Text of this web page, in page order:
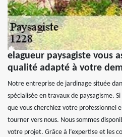
elagueur paysagiste vous
qualité adapté à votre
Notre entreprise de jardinage située
spécialisée en travaux de paysagisme.
que vous cherchiez votre professionnel
tourner vers nous. Nous sommes
votre projet. Grâce à l’expertise et les